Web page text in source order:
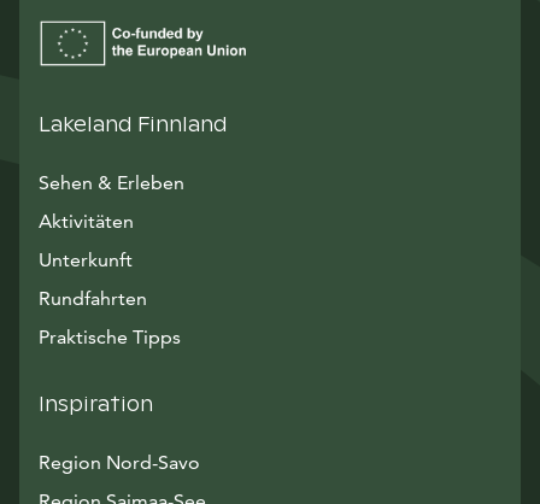
Lakeland Finnland
Sehen & Erleben
Aktivitäten
Unterkunft
Rundfahrten
Praktische Tipps
Inspiration
Region Nord-Savo